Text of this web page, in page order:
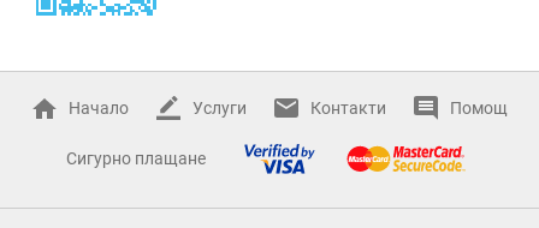
Начало Услуги Контакти Помощ
Сигурно плащане